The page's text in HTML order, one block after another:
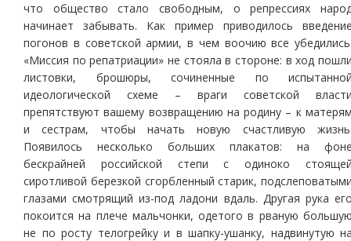
что общество стало свободным, о репрессиях
начинает забывать. Как пример приводилось
погонов в советской армии, в чем воочию все
«Миссия по репатриации» не стояла в стороне: в ход
листовки, брошюры, сочиненные по
идеологической схеме – враги советской
препятствуют вашему возвращению на родину – к
и сестрам, чтобы начать новую счастливую
Появилось несколько больших плакатов: на
бескрайней российской степи с одиноко
сиротливой березкой сгорбленный старик,
глазами смотрящий из-под ладони вдаль. Другая рука
покоится на плече мальчонки, одетого в рваную
не по росту телогрейку и в шапку-ушанку, надвинутую